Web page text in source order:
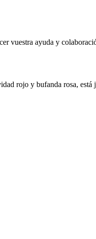
vuestra ayuda y
rojo y bufanda rosa,